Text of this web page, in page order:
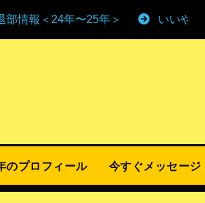
部情報＜24年〜25年＞ いいや
のプロフィール 今すぐメッセージ